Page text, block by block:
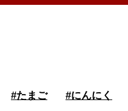
#たまご #にんにく